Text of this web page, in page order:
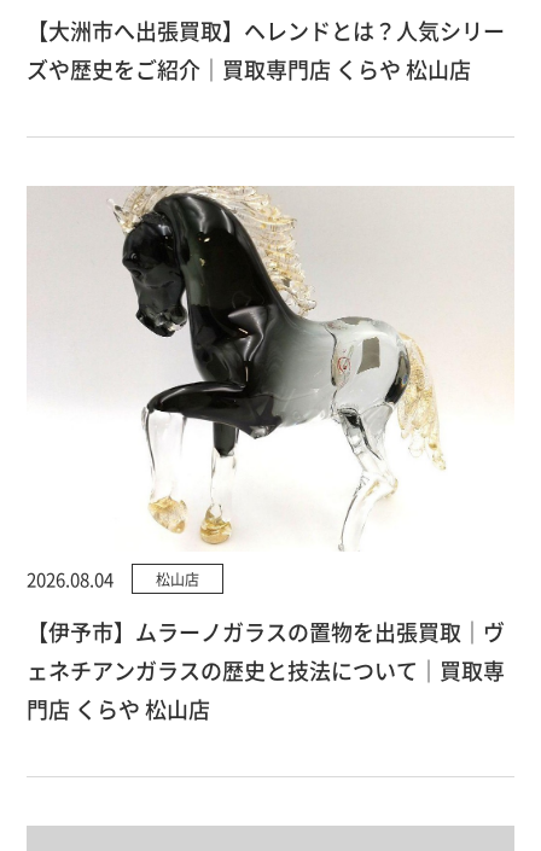
【大洲市へ出張買取】ヘレンドとは？人気シリー
ズや歴史をご紹介｜買取専門店 くらや 松山店
2026.08.04 松山店
【伊予市】ムラーノガラスの置物を出張買取｜ヴ
ェネチアンガラスの歴史と技法について｜買取専
門店 くらや 松山店